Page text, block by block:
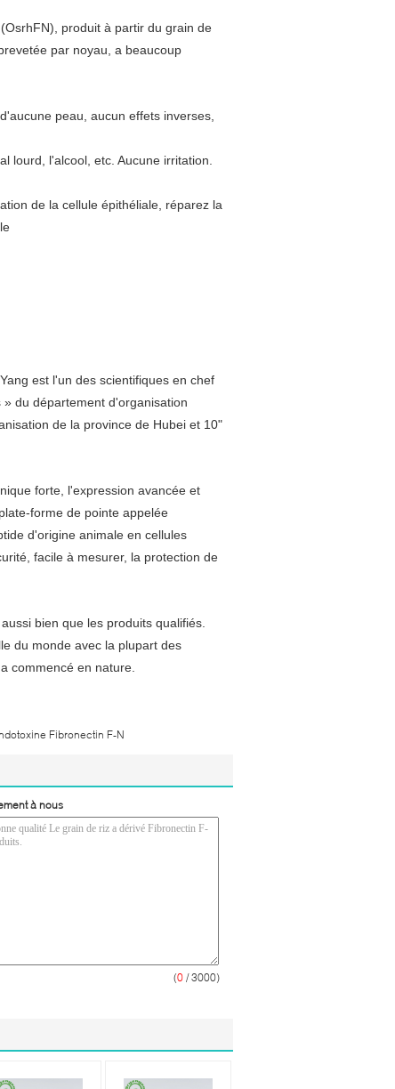
produit à partir du grain de
par noyau, a beaucoup
peau, aucun effets inverses,
lourd, l'alcool, etc. Aucune irritation.
de la cellule épithéliale, réparez la
est l'un des scientifiques en chef
du département d'organisation
de la province de Hubei et 10"
forte, l'expression avancée et
forme de pointe appelée
d'origine animale en cellules
facile à mesurer, la protection de
bien que les produits qualifiés.
du monde avec la plupart des
commencé en nature.
Fibronectin F-N
à nous
(0 / 3000)